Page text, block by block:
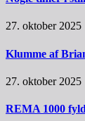
27. oktober 2025
Klumme af
27. oktober 2025
REMA 1000